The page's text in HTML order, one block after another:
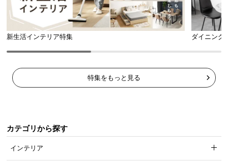
新生活インテリア特集 ダイニング
特集をもっと見る
カテゴリから探す
インテリア